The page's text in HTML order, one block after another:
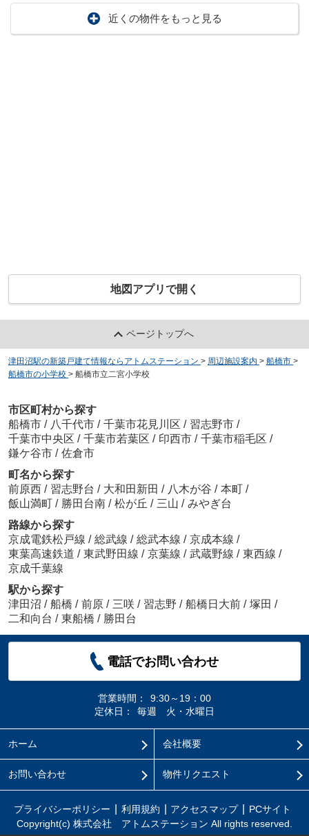
近くの物件をもっと見る
地図アプリで開く
ページトップへ
津田沼駅の新築戸建て情報ならアトムステーション > 周辺施設案内 > 船橋市 >
船橋市の小学校 > 船橋市立二宮小学校
市区町村から探す
船橋市 / 八千代市 / 千葉市花見川区 / 習志野市 /
千葉市中央区 / 千葉市若葉区 / 印西市 / 千葉市稲毛区 /
鎌ケ谷市 / 佐倉市
町名から探す
前原西 / 習志野台 / 大和田新田 / 八木が谷 / 本町 /
飯山満町 / 勝田台南 / 松が丘 / 三山 / みやぎ台
路線から探す
京成電鉄松戸線 / 総武線 / 総武本線 / 京成本線 /
東葉高速鉄道 / 東武野田線 / 京葉線 / 武蔵野線 / 東西線 /
京成千葉線
駅から探す
津田沼 / 船橋 / 前原 / 三咲 / 習志野 / 船橋日大前 / 塚田 /
二和向台 / 東船橋 / 勝田台
電話でお問い合わせ
営業時間：
9:30～19：00
定休日：
毎週 火・水曜日
ホーム 会社概要
お問い合わせ 物件リクエスト
プライバシーポリシー 利用規約 アクセスマップ
PCサイト
Copyright(c) 株式会社 アトムステーション All rights reserved.